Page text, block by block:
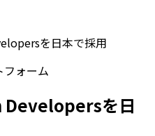
を日本で採用
フォーム
を日